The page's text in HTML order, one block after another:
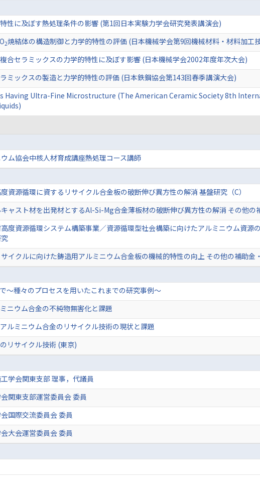
性に及ぼす熱処理条件の影響 (第1回日本実験力学会研究発表講演会)
2焼結体の構造制御と力学的特性の評価 (日本機械学会第9回機械材料・材料加工
合セラミックスの力学的特性に及ぼす影響 (日本機械学会2002年度年次大会)
ミックスの製造と力学的特性の評価 (日本鉄鋼協会第143回春季講演大会)
Having Ultra-Fine Microstructure (The American Ceramic Society 8th
ウム協会中核人材育成講座熱処理コース講師
資源循環に資するリサイクル合金板の破断伸び異方性の解消 基盤研究（C）
ャスト材を出発材とするAl-Si-Mg合金薄板材の破断伸び異方性の解消 その他の
度資源循環システム構築事業／資源循環型社会構築に向けたアルミニウム資源
イクルに向けた鋳造用アルミニウム合金板の機械的特性の向上 その他の補助金
～種々のプロセスを用いたこれまでの研究事例～
ニウム合金の不純物無害化と課題
ルミニウム合金のリサイクル技術の現状と課題
リサイクル技術 (東京)
工学会関東支部 理事，代議員
会関東支部運営委員会 委員
会国際交流委員会 委員
会大会運営委員会 委員